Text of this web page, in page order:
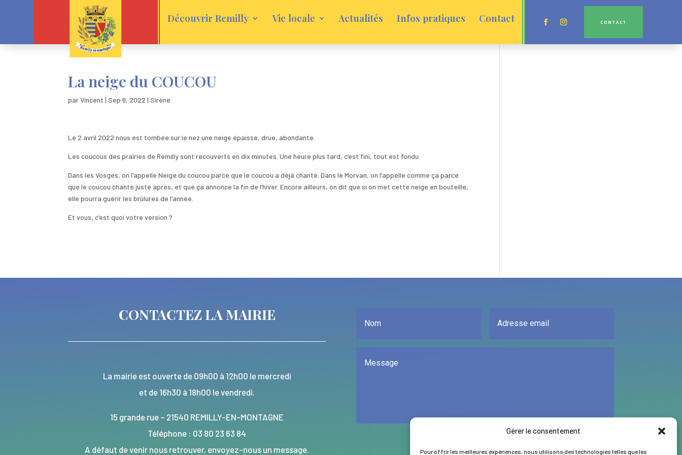
Gérer le consentement
Pour offrir les meilleures expériences, nous utilisons des technologies telles que les
Découvrir Remilly Vie locale Actualités Infos pratiques Contact CONTACT
La neige du COUCOU
parVincent |Sep 6, 2022 |Sirène
Le 2 avril 2022 nous est tombée sur le nez une neige épaisse, drue, abondante.
Les coucous des prairies de Remilly sont recouverts en dix minutes. Une heure plus tard, c’est fini, tout est fondu.
Dans les Vosges, on l’appelle Neige du coucou parce que le coucou a déjà chanté. Dans le Morvan, on l’appelle comme ça parce
que le coucou chante juste après, et que ça annonce la fin de l’hiver. Encore ailleurs, on dit que si on met cette neige en bouteille,
elle pourra guérir les brûlures de l’année.
Et vous, c’est quoi votre version ?
CONTACTEZ LA MAIRIE
La mairie est ouverte de 09h00 à 12h00 le mercredi
et de 16h30 à 18h00 le vendredi.
15 grande rue – 21540 REMILLY-EN-MONTAGNE
Téléphone : 03 80 23 63 84
A défaut de venir nous retrouver, envoyez-nous un message.